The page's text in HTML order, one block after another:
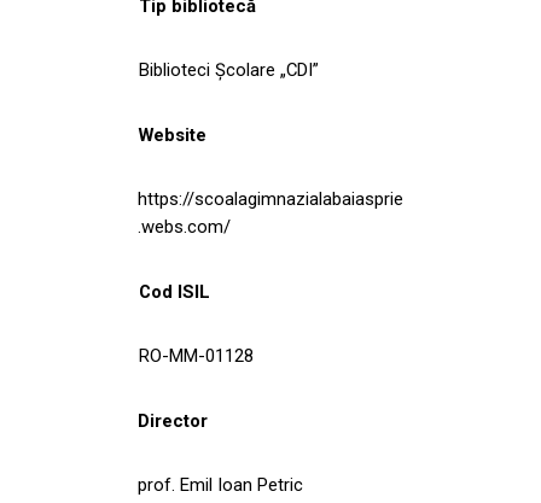
Tip bibliotecă
Biblioteci Școlare „CDI”
Website
https://scoalagimnazialabaiasprie
.webs.com/
Cod ISIL
RO-MM-01128
Director
prof. Emil Ioan Petric